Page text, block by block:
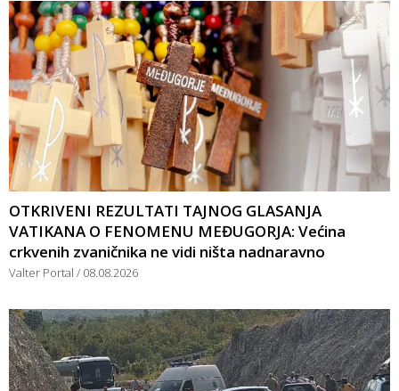
OTKRIVENI REZULTATI TAJNOG GLASANJA
VATIKANA O FENOMENU MEĐUGORJA: Većina
crkvenih zvaničnika ne vidi ništa nadnaravno
Valter Portal 08.08.2026